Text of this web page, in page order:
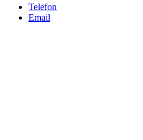
Telefon
Email